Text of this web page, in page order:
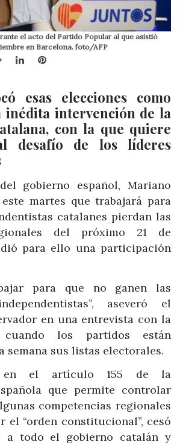
el acto del Partido Popular al que asistió
en Barcelona. foto/AFP
Google+LinkedInPinterest
esas elecciones como
inédita intervención de la
con la que quiere
desafío de los líderes
gobierno español, Mariano
este martes que trabajará para
catalanes pierdan las
del próximo 21 de
para ello una participación
para que no ganen las
aseveró el
en una entrevista con la
cuando los partidos están
semana sus listas electorales.
en el artículo 155 de la
que permite controlar
competencias regionales
el “orden constitucional”, cesó
a todo el gobierno catalán y